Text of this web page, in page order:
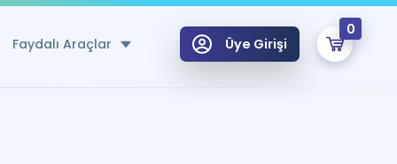
Faydalı Araçlar Üye Girişi
0